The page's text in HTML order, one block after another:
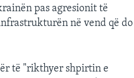
pas agresionit të
në vend që do
të "rikthyer shpirtin e